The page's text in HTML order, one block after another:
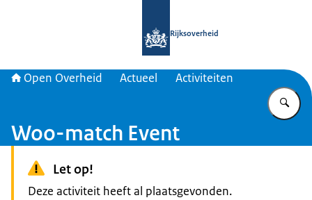
Rijksoverheid
Open Overheid Actueel Activiteiten
Woo-match Event
Let op!
Deze activiteit heeft al plaatsgevonden.